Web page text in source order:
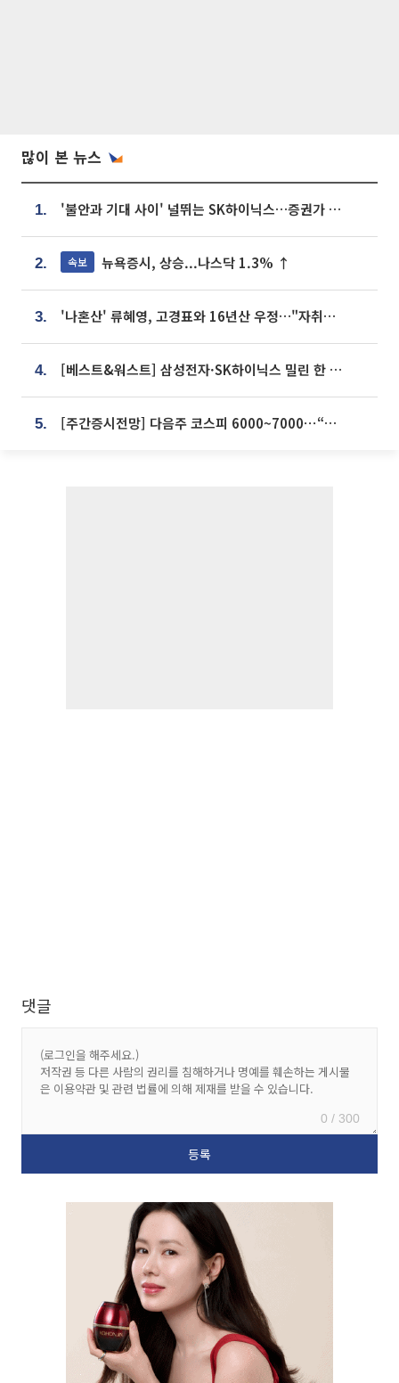
많이 본 뉴스
1. '불안과 기대 사이' 널뛰는 SK하이닉스…증권가 "HBM4·LTA 기반 펀터멘털 견고"
2. 속보 뉴욕증시, 상승...나스닥 1.3% ↑
3. '나혼산' 류혜영, 고경표와 16년산 우정…"자취방서 부모님과 마주쳐"
4. [베스트&워스트] 삼성전자·SK하이닉스 밀린 한 주…상상인증권은 85% 급등
5. [주간증시전망] 다음주 코스피 6000~7000⋯“外人 수급은 정책이 변수”
댓글
0 / 300